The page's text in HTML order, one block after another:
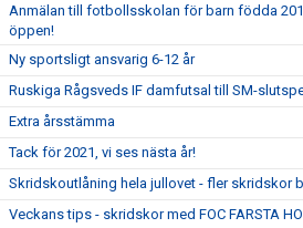
Anmälan till fotbollsskolan för barn födda
öppen!
Ny sportsligt ansvarig 6-12 år
Ruskiga Rågsveds IF damfutsal till SM-
Extra årsstämma
Tack för 2021, vi ses nästa år!
Skridskoutlåning hela jullovet - fler skridskor
Veckans tips - skridskor med FOC FARSTA